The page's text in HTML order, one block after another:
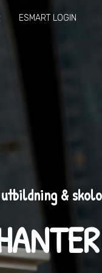
ESMART LOGIN
&